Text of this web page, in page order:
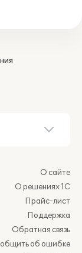
О сайте
О решениях 1С
Прайс-лист
Поддержка
Обратная связь
об ошибке